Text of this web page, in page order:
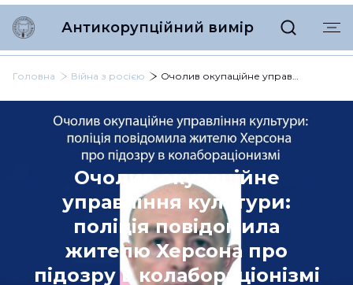
Антикорупційний вимір
Головна Війна з росією Очолив окупаційне управління культури: поліція повідомила жителю Херсона про підозру в колабораціонізмі
Очолив окупаційне
управління культури:
поліція повідомила
жителю Херсона про
підозру в колабораціонізмі